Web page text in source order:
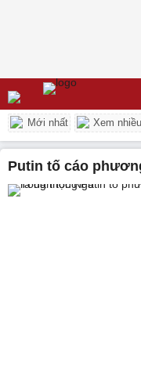
Mới nhất Xem nhiều
Putin tố cáo